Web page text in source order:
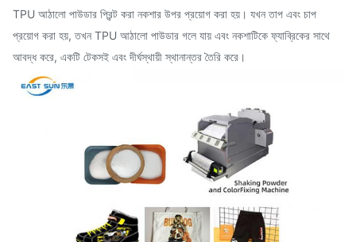
TPU আঠালো পাউডার প্রিন্ট করা নকশার উপর প্রয়োগ করা হয়। যখন তাপ এবং চাপ
প্রয়োগ করা হয়, তখন TPU আঠালো পাউডার গলে যায় এবং নকশাটিকে ফ্যাব্রিকের সাথে
আবদ্ধ করে, একটি টেকসই এবং দীর্ঘস্থায়ী স্থানান্তর তৈরি করে।